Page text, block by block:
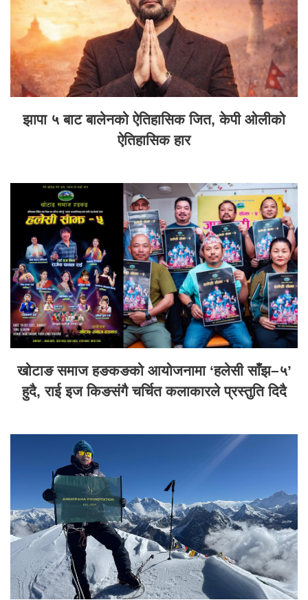
झापा ५ बाट बालेनको ऐतिहासिक जित, केपी ओलीको
ऐतिहासिक हार
खोटाङ समाज हङकङको आयोजनामा ‘हलेसी साँझ–५’
हुदै, राई इज किङसंगै चर्चित कलाकारले प्रस्तुति दिदै